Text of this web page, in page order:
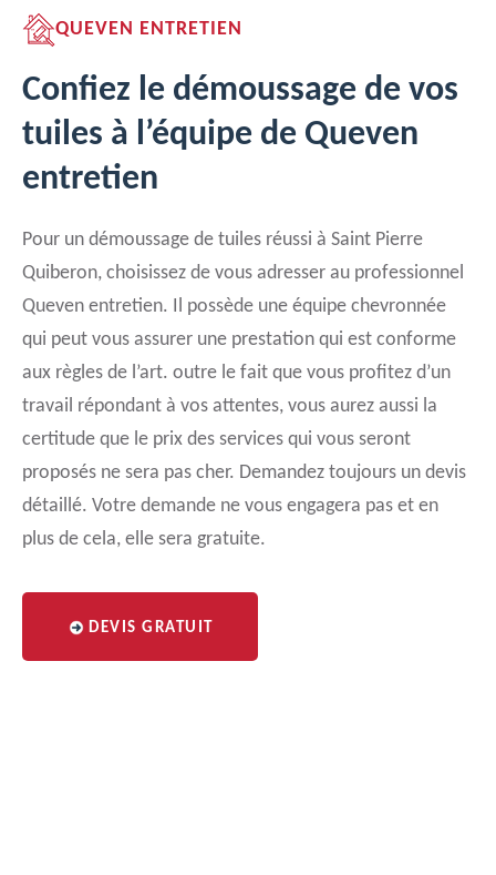
QUEVEN ENTRETIEN
Confiez le démoussage de vos
tuiles à l’équipe de Queven
entretien
Pour un démoussage de tuiles réussi à Saint Pierre
Quiberon, choisissez de vous adresser au professionnel
Queven entretien. Il possède une équipe chevronnée
qui peut vous assurer une prestation qui est conforme
aux règles de l’art. outre le fait que vous profitez d’un
travail répondant à vos attentes, vous aurez aussi la
certitude que le prix des services qui vous seront
proposés ne sera pas cher. Demandez toujours un devis
détaillé. Votre demande ne vous engagera pas et en
plus de cela, elle sera gratuite.
DEVIS GRATUIT